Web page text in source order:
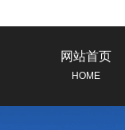
网站首页
HOME